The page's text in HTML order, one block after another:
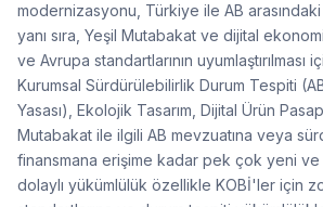
modernizasyonu, Türkiye ile AB
yanı sıra, Yeşil Mutabakat ve dijital
ve Avrupa standartlarının uyumlaştırılması
Kurumsal Sürdürülebilirlik Durum Tespiti
Yasası), Ekolojik Tasarım, Dijital Ürün
Mutabakat ile ilgili AB mevzuatına veya
finansmana erişime kadar pek çok yeni
dolaylı yükümlülük özellikle KOBİ'ler için